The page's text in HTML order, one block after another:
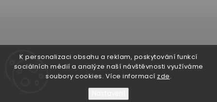
K personalizaci obsahu a reklam, poskytování funkcí
sociálních médií a analýze naší návštěvnosti využíváme
soubory cookies. Více informací zde.